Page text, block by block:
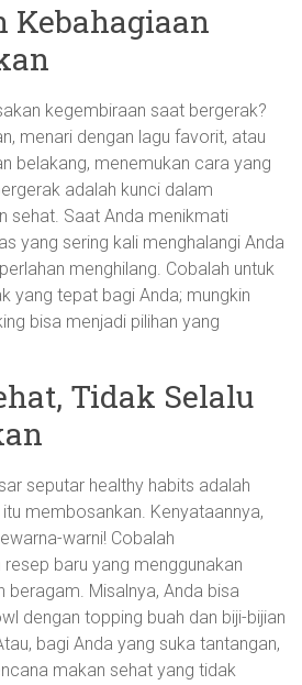
Kebahagiaan
kegembiraan saat bergerak?
menari dengan lagu favorit, atau
belakang, menemukan cara yang
adalah kunci dalam
sehat. Saat Anda menikmati
yang sering kali menghalangi Anda
menghilang. Cobalah untuk
yang tepat bagi Anda; mungkin
bisa menjadi pilihan yang
Tidak Selalu
seputar healthy habits adalah
membosankan. Kenyataannya,
warni! Cobalah
baru yang menggunakan
beragam. Misalnya, Anda bisa
dengan topping buah dan biji-bijian
bagi Anda yang suka tantangan,
makan sehat yang tidak